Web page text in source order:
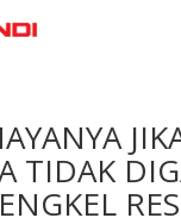
TIDAK